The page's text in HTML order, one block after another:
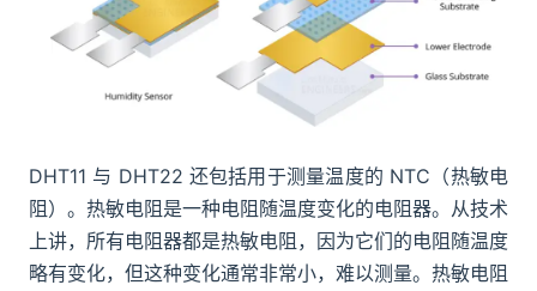
DHT11 与 DHT22 还包括用于测量温度的 NTC（热敏电
阻）。热敏电阻是一种电阻随温度变化的电阻器。从技术
上讲，所有电阻器都是热敏电阻，因为它们的电阻随温度
略有变化，但这种变化通常非常小，难以测量。热敏电阻